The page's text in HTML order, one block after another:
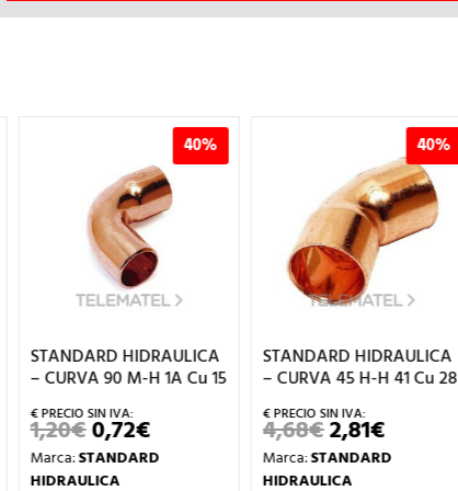
40%
STANDARD HIDRAULICA
– CURVA 90 M-H 1A Cu 15
1,20€EL
PRECIO
ORIGINAL
ERA:
0,72€EL
PRECIO
ACTUAL
Marca:STANDARD
HIDRAULICA
40%
STANDARD HIDRAULICA
– CURVA 45 H-H 41 Cu 28
4,68€EL
PRECIO
ORIGINAL
ERA:
2,81€EL
PRECIO
ACTUAL
Marca:STANDARD
HIDRAULICA